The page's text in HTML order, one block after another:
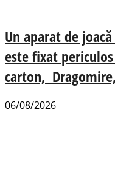
Un aparat de
este fixat
carton,
06/08/2026